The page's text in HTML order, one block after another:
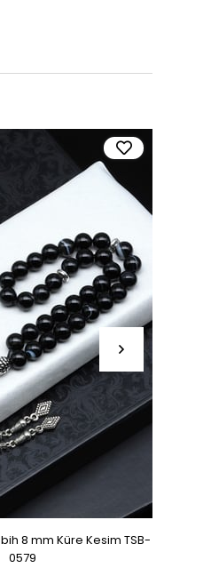
8 mm Küre Kesim TSB-
0579